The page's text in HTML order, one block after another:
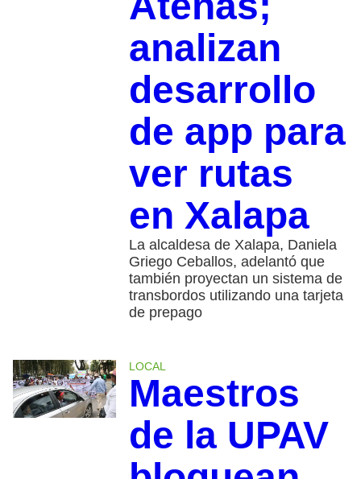
analizan
desarrollo
de app para
ver rutas
en Xalapa
La alcaldesa de Xalapa, Daniela
Griego Ceballos, adelantó que
también proyectan un sistema de
transbordos utilizando una tarjeta
de prepago
LOCAL
Maestros
de la UPAV